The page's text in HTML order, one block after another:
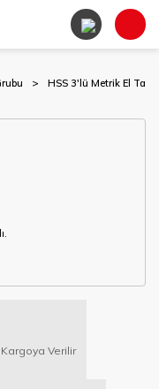
HSS 3'lü Metrik El
Verilir